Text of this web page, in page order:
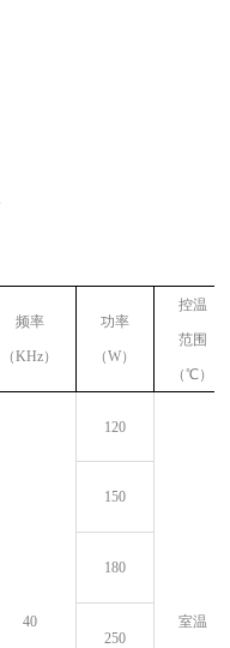
频率
（KHz）
功率
（W）
控温
范围
（℃）
40
120
室温
150
180
250